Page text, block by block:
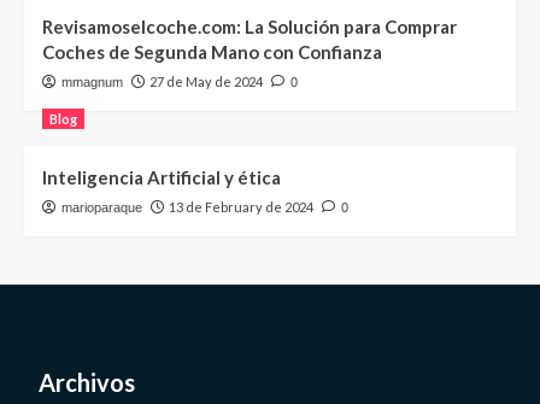
Revisamoselcoche.com: La Solución para Comprar
Coches de Segunda Mano con Confianza
mmagnum 27 de May de 2024 0
Blog
Inteligencia Artificial y ética
marioparaque 13 de February de 2024 0
Archivos